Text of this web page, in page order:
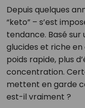
Depuis quelques
“keto” – s’est
tendance. Basé
glucides et riche
poids rapide, plus
concentration.
mettent en garde
est-il vraiment ?